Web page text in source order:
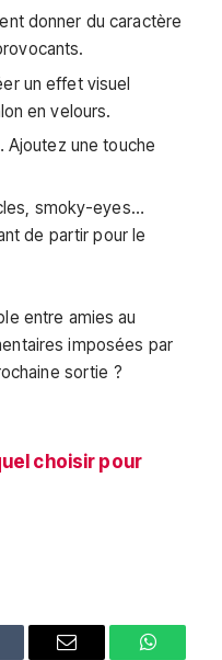
donner du caractère
un effet visuel
en velours.
Ajoutez une touche
smoky-eyes…
de partir pour le
entre amies au
imposées par
sortie ?
choisir pour